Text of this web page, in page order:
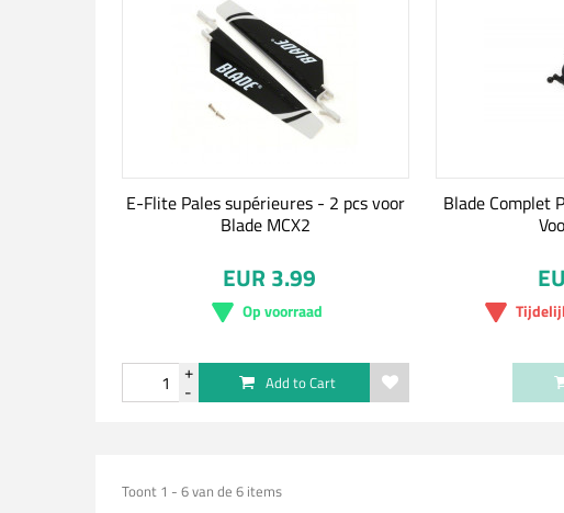
E-Flite Pales supérieures - 2 pcs voor
Blade MCX2
EUR 3.99
Op voorraad
Add to Cart
Blade Complet
Toont 1 - 6 van de 6 items